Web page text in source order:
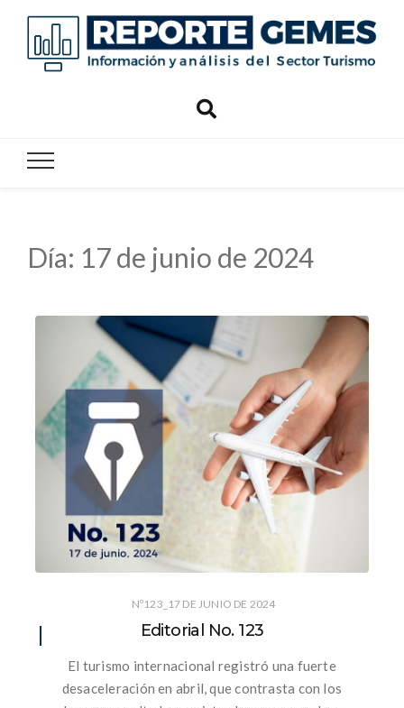
Día: 17 de junio de 2024
Nº123_17 DE JUNIO DE 2024
Editorial No. 123
El turismo internacional registró una fuerte
desaceleración en abril, que contrasta con los